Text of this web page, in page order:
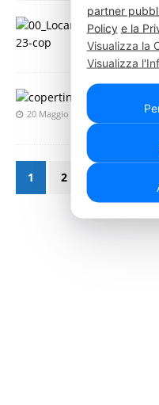
Torna la
22 Maggio
20 Maggio 2023 Press Italia
1 2
partner
Policy e la
Visualizza la
Visualizza